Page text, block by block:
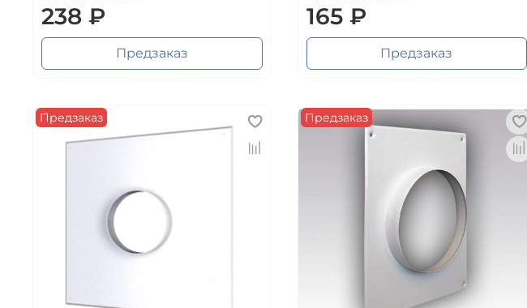
238 ₽
Предзаказ
165 ₽
Предзаказ
Предзаказ Предзаказ